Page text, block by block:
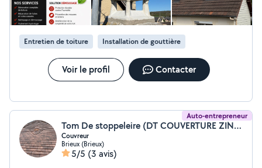
Entretien de toiture Installation de gouttière
Voir le profil Contacter
Auto-entrepreneur
Tom De stoppeleire (DT COUVERTURE ZINGUERIE)
Couvreur
Brieux (Brieux)
5/5 (3 avis)